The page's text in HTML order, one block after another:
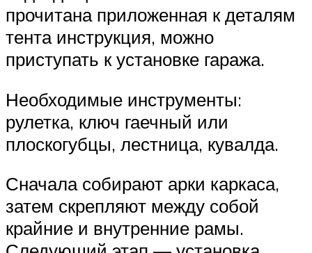
прочитана приложенная к деталям
тента инструкция, можно
приступать к установке гаража.
Необходимые инструменты:
рулетка, ключ гаечный или
плоскогубцы, лестница, кувалда.
Сначала собирают арки каркаса,
затем скрепляют между собой
крайние и внутренние рамы.